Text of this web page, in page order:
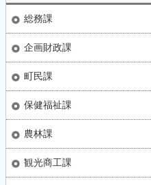
総務課
企画財政課
町民課
保健福祉課
農林課
観光商工課